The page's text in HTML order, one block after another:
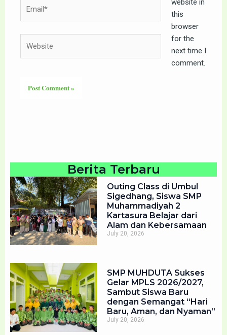
website in
this
browser
for the
next time I
comment.
Berita Terbaru
Outing Class di Umbul
Sigedhang, Siswa SMP
Muhammadiyah 2
Kartasura Belajar dari
Alam dan Kebersamaan
July 20, 2026
SMP MUHDUTA Sukses
Gelar MPLS 2026/2027,
Sambut Siswa Baru
dengan Semangat “Hari
Baru, Aman, dan Nyaman”
July 20, 2026